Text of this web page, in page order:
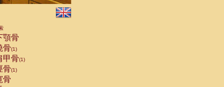
顎骨
骨(1)
甲骨(1)
骨(1)
骨